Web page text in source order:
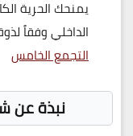
يمنحك الحرية
الداخلي وفقاً
التجمع الخامس
نبذة عن